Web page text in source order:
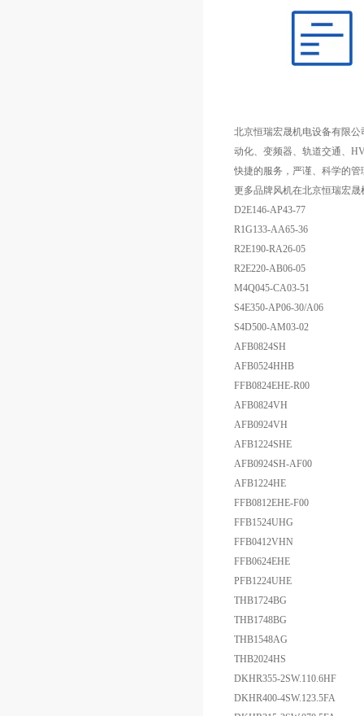
北京恒瑞宏晟机电设备有限
动化、变频器、轨道交通、
快捷的服务，严谨、科学的
更多品牌风机在北京恒瑞宏
D2E146-AP43-77
R1G133-AA65-36
R2E190-RA26-05
R2E220-AB06-05
M4Q045-CA03-51
S4E350-AP06-30/A06
S4D500-AM03-02
AFB0824SH
AFB0524HHB
FFB0824EHE-R00
AFB0824VH
AFB0924VH
AFB1224SHE
AFB0924SH-AF00
AFB1224HE
FFB0812EHE-F00
FFB1524UHG
FFB0412VHN
FFB0624EHE
PFB1224UHE
THB1724BG
THB1748BG
THB1548AG
THB2024HS
DKHR355-2SW.110.6HF
DKHR400-4SW.123.5FA